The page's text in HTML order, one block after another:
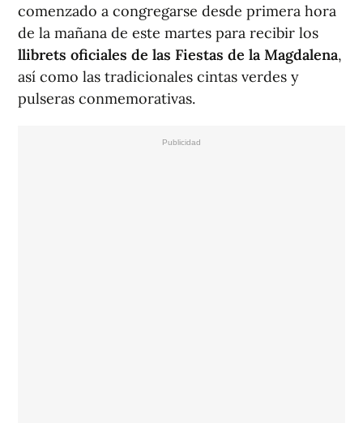
comenzado a congregarse desde primera hora
de la mañana de este martes para recibir los
llibrets oficiales de las Fiestas de la Magdalena,
así como las tradicionales cintas verdes y
pulseras conmemorativas.